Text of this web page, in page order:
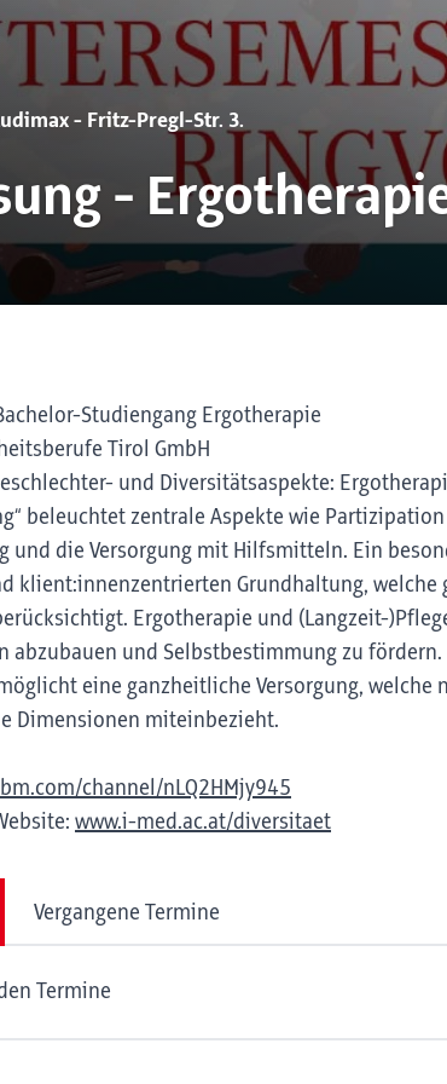
- Fritz-Pregl-Str. 3.
-
Studiengang Ergotherapie
Tirol GmbH
und Diversitätsaspekte:
beleuchtet zentrale Aspekte wie
und die Versorgung mit Hilfsmitteln. Ein
klient:innenzentrierten Grundhaltung, welche
Ergotherapie und (Langzeit-
abzubauen und Selbstbestimmung zu
eine ganzheitliche Versorgung,
Dimensionen miteinbezieht.
channel/nLQ2HMjy945
www.i-med.ac.at/diversitaet
Vergangene Termine
Termine